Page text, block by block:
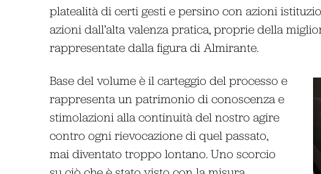
platealità di certi gesti e persino con azioni
azioni dall’alta valenza pratica, proprie della
rappresentate dalla figura di Almirante.
Base del volume è il carteggio del processo e
rappresenta un patrimonio di conoscenza e
stimolazioni alla continuità del nostro agire
contro ogni rievocazione di quel passato,
mai diventato troppo lontano. Uno scorcio